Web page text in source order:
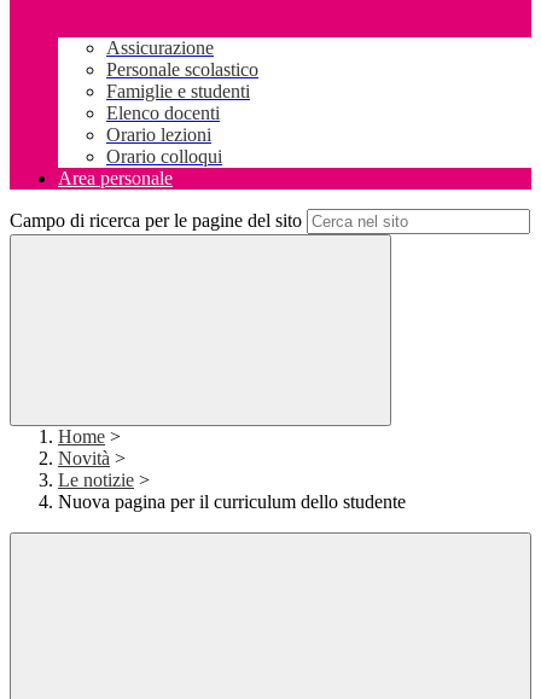
Assicurazione
Personale scolastico
Famiglie e studenti
Elenco docenti
Orario lezioni
Orario colloqui
Area personale
Campo di ricerca per le pagine del sito
Home >
Novità >
Le notizie >
Nuova pagina per il curriculum dello studente